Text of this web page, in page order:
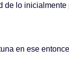
lo
en ese